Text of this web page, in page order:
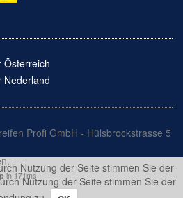
Nutzung der Seite stimmen Sie der
Nutzung der Seite stimmen Sie der
Österreich
Nederland
Profi GmbH - Hülsbrockstrasse 5
in 171ms